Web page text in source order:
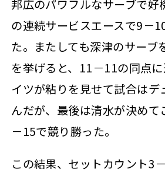
邦広のパワフルなサーブで好
の連続サービスエースで9－
た。またしても深津のサーブ
を挙げると、11－11の同点
イツが粘りを見せて試合はデ
んだが、最後は清水が決めて
－15で競り勝った。
この結果、セットカウント3